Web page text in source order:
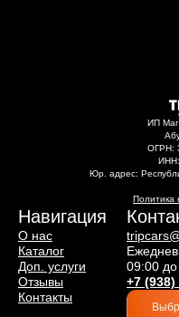
ИП
ОГРН:
Юр. адрес:
Политика
Навигация
О нас
Каталог
Доп. услуги
Отзывы
Контакты
09:00
+7 (938)